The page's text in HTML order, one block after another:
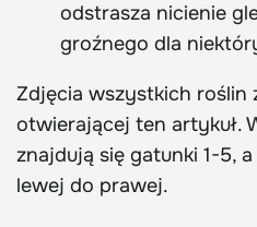
odstrasza nicienie
groźnego dla
Zdjęcia wszystkich roślin
otwierającej ten artykuł.
znajdują się gatunki 1-5,
lewej do prawej.